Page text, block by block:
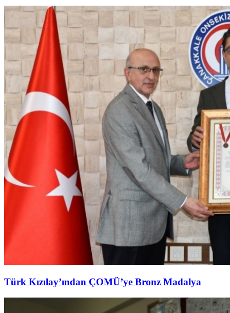
Türk Kızılay’ından ÇOMÜ’ye Bronz Madalya